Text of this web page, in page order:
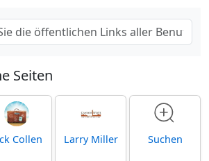
Seiten
Collen Larry Miller Suchen